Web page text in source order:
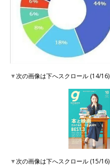
▼次の画像は下へスクロール (14/16)
▼次の画像は下へスクロール (15/16)